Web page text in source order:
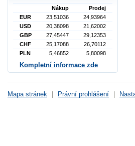
Nákup
Prodej
EUR
23,51036
24,93964
USD
20,38098
21,62002
GBP
27,45447
29,12353
CHF
25,17088
26,70112
PLN
5,46852 5,80098
Kompletní informace zde
Mapa stránek Právní prohlášení